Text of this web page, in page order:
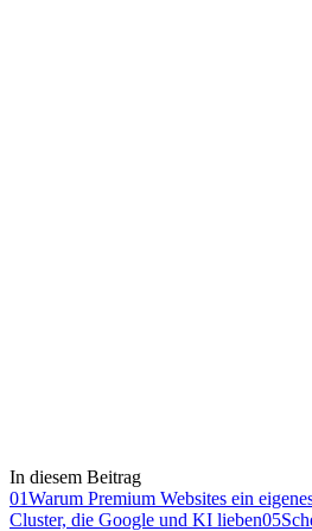
In diesem Beitrag
01Warum Premium Websites ein
Cluster, die Google und KI lieben05